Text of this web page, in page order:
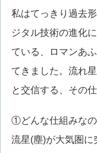
私はてっきり過去
ジタル技術の進化
ている、ロマンあ
てきました。流れ
と交信する、その
①どんな仕組みな
流星(塵)が大気圏